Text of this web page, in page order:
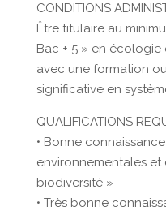
CONDITIONS
Être titulaire au
Bac + 5 » en
avec une formation
significative en
QUALIFICATIONS
• Bonne
environnementales et
biodiversité »
• Très bonne